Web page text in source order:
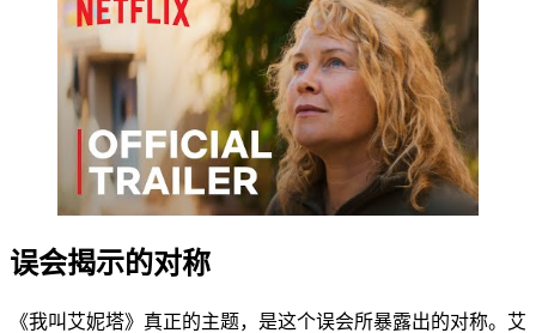
误会揭示的对称
《我叫艾妮塔》真正的主题，是这个误会所暴露出的对称。艾